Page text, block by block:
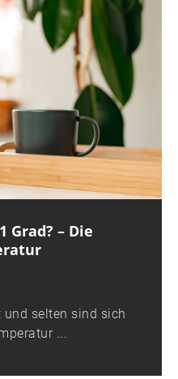
Grad? – Die
selten sind sich
...